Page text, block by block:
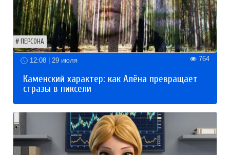
ПЕРСОНА
12:08 | 29 июля 764
Каменский характер: как Алёна превращает
стразы в пиксели